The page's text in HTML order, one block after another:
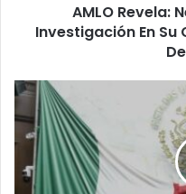
Del
Narco
AMLO Revela:
Investigación En Su
Modifica
Legislatura
Código
De
Desarrollo